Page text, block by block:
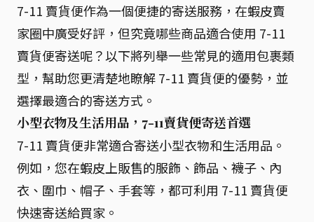
7-11 賣貨便作為一個便捷的寄送服務，在蝦皮賣
家圈中廣受好評，但究竟哪些商品適合使用 7-11
賣貨便寄送呢？以下將列舉一些常見的適用包裹類
型，幫助您更清楚地瞭解 7-11 賣貨便的優勢，並
選擇最適合的寄送方式。
小型衣物及生活用品，7-11賣貨便寄送首選
7-11 賣貨便非常適合寄送小型衣物和生活用品。
例如，您在蝦皮上販售的服飾、飾品、襪子、內
衣、圍巾、帽子、手套等，都可利用 7-11 賣貨便
快速寄送給買家。